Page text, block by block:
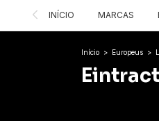
INÍCIO MARCAS
Início > Europeus >